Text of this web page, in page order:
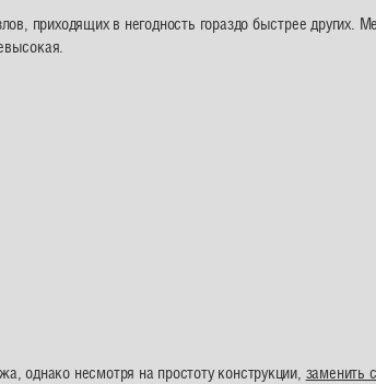
приходящих в негодность гораздо быстрее других.
однако несмотря на простоту конструкции, заменить